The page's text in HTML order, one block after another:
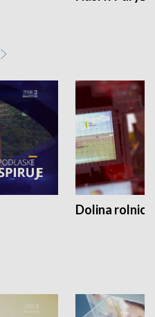
Dolina